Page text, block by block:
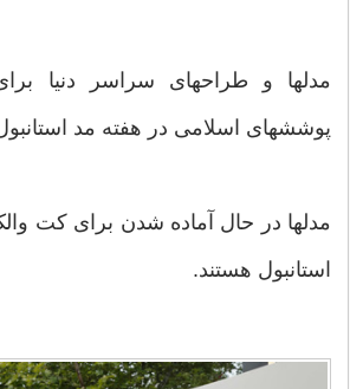
مدلها و طراحهای سراسر دنیا
پوششهای اسلامی در هفته مد
مدلها در حال آماده شدن برای کت
استانبول هستند.